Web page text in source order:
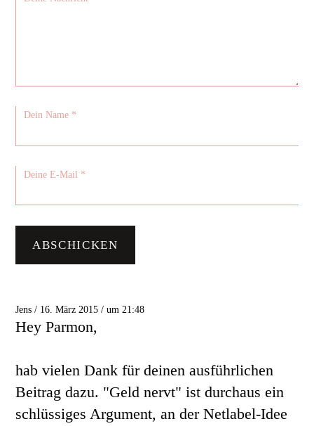
Jens / 16. März 2015 / um 21:48
Hey Parmon,
hab vielen Dank für deinen ausführlichen
Beitrag dazu. "Geld nervt" ist durchaus ein
schlüssiges Argument, an der Netlabel-Idee